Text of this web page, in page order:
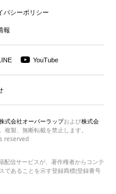
バシーポリシー
報
YouTube
式会社オーバーラップおよび株式会
複製、無断転載を禁止します。
reserved
配信サービスが、著作権者からコンテ
であることを示す登録商標(登録番号